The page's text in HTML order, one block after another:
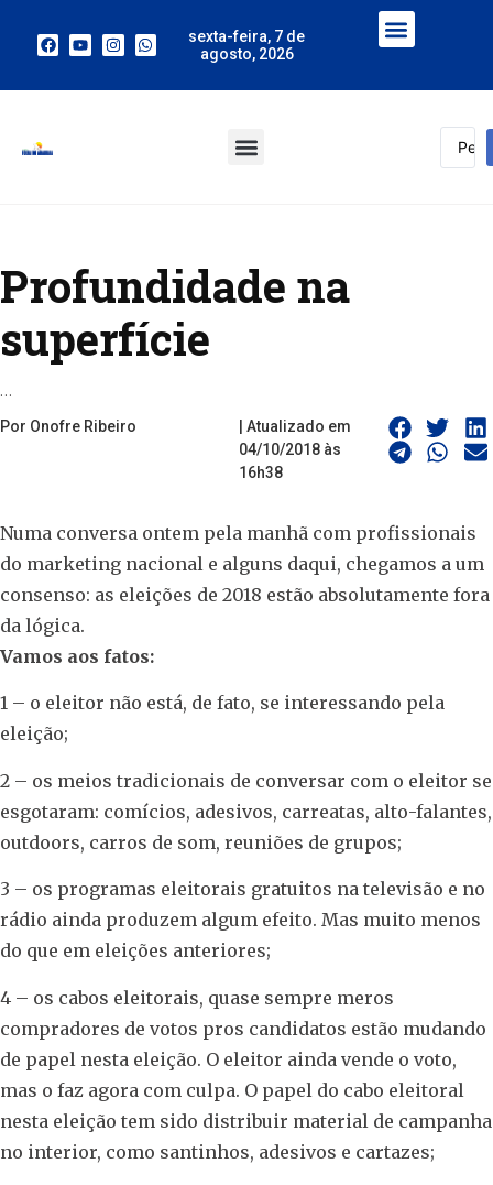
sexta-feira, 7 de
agosto, 2026
Profundidade na
superfície
…
Por Onofre Ribeiro
| Atualizado em
04/10/2018 às
16h38
Numa conversa ontem pela manhã com profissionais
do marketing nacional e alguns daqui, chegamos a um
consenso: as eleições de 2018 estão absolutamente fora
da lógica.
Vamos aos fatos:
1 – o eleitor não está, de fato, se interessando pela
eleição;
2 – os meios tradicionais de conversar com o eleitor se
esgotaram: comícios, adesivos, carreatas, alto-falantes,
outdoors, carros de som, reuniões de grupos;
3 – os programas eleitorais gratuitos na televisão e no
rádio ainda produzem algum efeito. Mas muito menos
do que em eleições anteriores;
4 – os cabos eleitorais, quase sempre meros
compradores de votos pros candidatos estão mudando
de papel nesta eleição. O eleitor ainda vende o voto,
mas o faz agora com culpa. O papel do cabo eleitoral
nesta eleição tem sido distribuir material de campanha
no interior, como santinhos, adesivos e cartazes;